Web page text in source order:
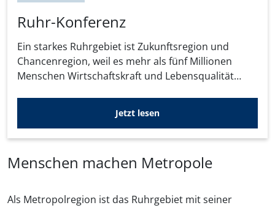
Ruhr-Konferenz
Ein starkes Ruhrgebiet ist Zukunftsregion und
Chancenregion, weil es mehr als fünf Millionen
Menschen Wirtschaftskraft und Lebensqualität
Jetzt lesen
Menschen machen Metropole
Als Metropolregion ist das Ruhrgebiet mit seiner